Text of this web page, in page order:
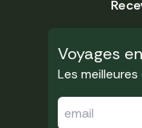
Voyages
Les